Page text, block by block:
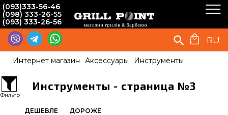
(093)333-56-46
(098) 333-26-55
(093) 333-26-56
RU
Интернет магазин Аксессуары Инструменты
Инструменты - страница №3
ДЕШЕВЛЕ ДОРОЖЕ
Фильтр